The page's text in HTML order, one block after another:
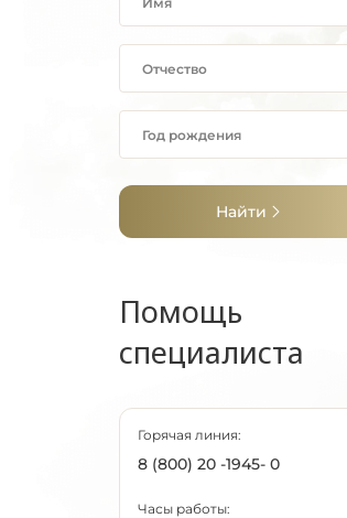
Найти
Помощь
специалиста
Горячая линия:
8 (800) 20 -1945- 0
Часы работы: